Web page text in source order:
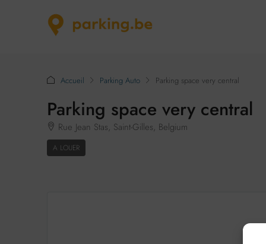
Accueil Parking Auto Parking space very central
Parking space very central
Rue Jean Stas, Saint-Gilles, Belgium
A LOUER